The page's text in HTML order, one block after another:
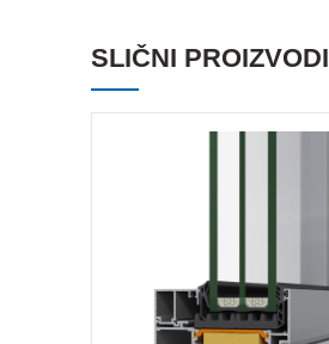
SLIČNI PROIZVODI